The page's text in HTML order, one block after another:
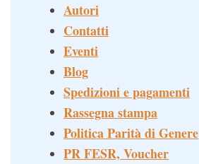
Autori
Contatti
Eventi
Blog
Spedizioni e pagamenti
Rassegna stampa
Politica Parità di Genere
PR FESR, Voucher